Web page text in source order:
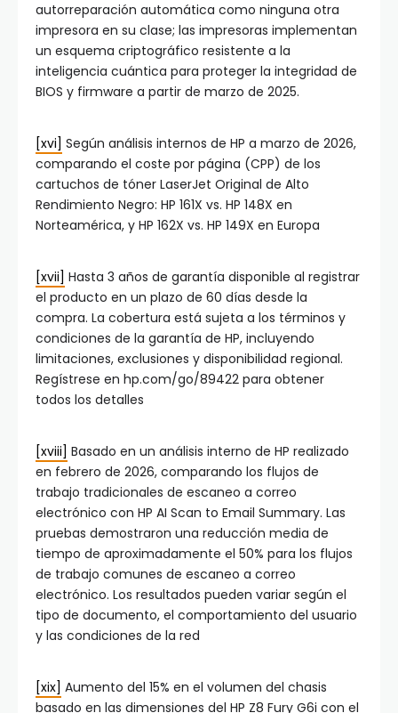
autorreparación automática como ninguna otra
impresora en su clase; las impresoras implementan
un esquema criptográfico resistente a la
inteligencia cuántica para proteger la integridad de
BIOS y firmware a partir de marzo de 2025.
[xvi] Según análisis internos de HP a marzo de 2026,
comparando el coste por página (CPP) de los
cartuchos de tóner LaserJet Original de Alto
Rendimiento Negro: HP 161X vs. HP 148X en
Norteamérica, y HP 162X vs. HP 149X en Europa
[xvii] Hasta 3 años de garantía disponible al registrar
el producto en un plazo de 60 días desde la
compra. La cobertura está sujeta a los términos y
condiciones de la garantía de HP, incluyendo
limitaciones, exclusiones y disponibilidad regional.
Regístrese en hp.com/go/89422 para obtener
todos los detalles
[xviii] Basado en un análisis interno de HP realizado
en febrero de 2026, comparando los flujos de
trabajo tradicionales de escaneo a correo
electrónico con HP AI Scan to Email Summary. Las
pruebas demostraron una reducción media de
tiempo de aproximadamente el 50% para los flujos
de trabajo comunes de escaneo a correo
electrónico. Los resultados pueden variar según el
tipo de documento, el comportamiento del usuario
y las condiciones de la red
[xix] Aumento del 15% en el volumen del chasis
basado en las dimensiones del HP Z8 Fury G6i con el